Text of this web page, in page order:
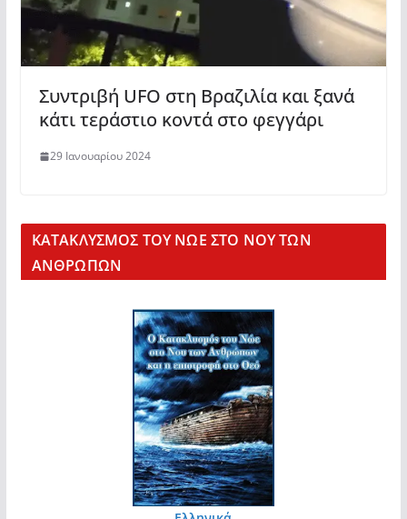
Συντριβή UFO στη Βραζιλία και ξανά
κάτι τεράστιο κοντά στο φεγγάρι
29 Ιανουαρίου 2024
KΑΤΑΚΛΥΣΜΟΣ ΤΟΥ ΝΩΕ ΣΤΟ ΝΟΥ ΤΩΝ
ΑΝΘΡΩΠΩΝ